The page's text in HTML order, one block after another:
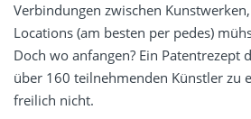
Verbindungen zwischen
Locations (am besten per pedes)
Doch wo anfangen? Ein Patentrezept
über 160 teilnehmenden Künstler zu
freilich nicht.